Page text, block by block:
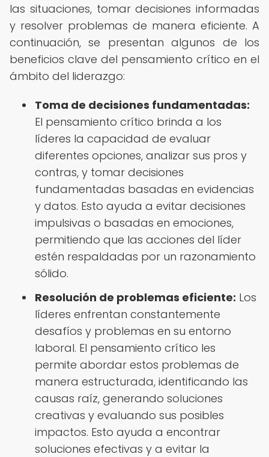
las situaciones, tomar decisiones informadas
y resolver problemas de manera eficiente. A
continuación, se presentan algunos de los
beneficios clave del pensamiento crítico en el
ámbito del liderazgo:
Toma de decisiones fundamentadas:
El pensamiento crítico brinda a los
líderes la capacidad de evaluar
diferentes opciones, analizar sus pros y
contras, y tomar decisiones
fundamentadas basadas en evidencias
y datos. Esto ayuda a evitar decisiones
impulsivas o basadas en emociones,
permitiendo que las acciones del líder
estén respaldadas por un razonamiento
sólido.
Resolución de problemas eficiente: Los
líderes enfrentan constantemente
desafíos y problemas en su entorno
laboral. El pensamiento crítico les
permite abordar estos problemas de
manera estructurada, identificando las
causas raíz, generando soluciones
creativas y evaluando sus posibles
impactos. Esto ayuda a encontrar
soluciones efectivas y a evitar la